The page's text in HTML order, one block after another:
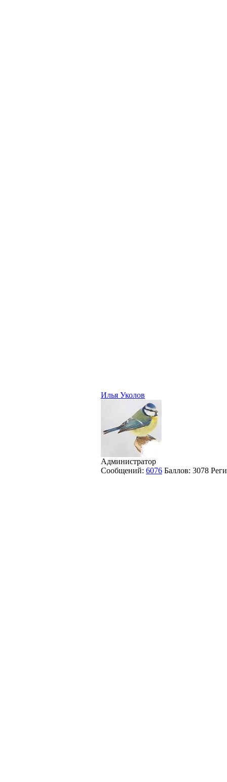
Илья Уколов
Администратор
Сообщений: 6076 Баллов: 3078